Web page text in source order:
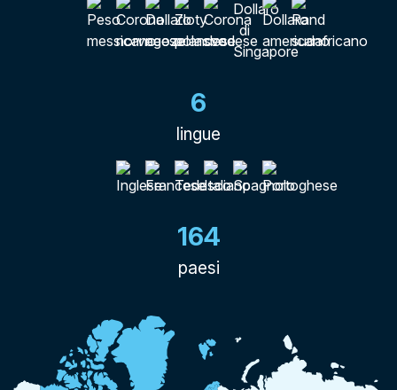
6
lingue
164
paesi